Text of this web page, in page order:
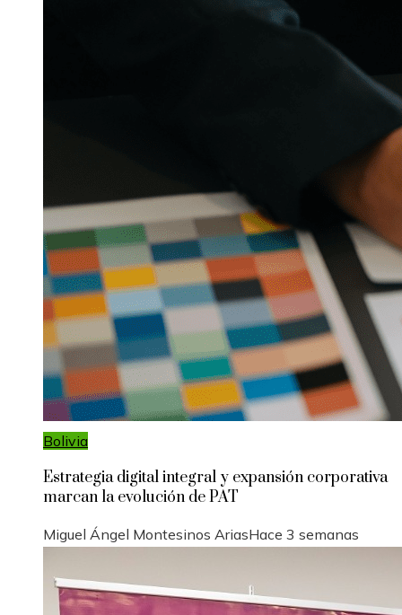
Bolivia
Estrategia digital integral y expansión corporativa
marcan la evolución de PAT
Miguel Ángel Montesinos AriasHace 3 semanas